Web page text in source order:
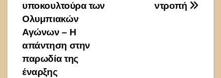
ντροπή
υποκουλτούρα των
Ολυμπιακών
Αγώνων – Η
απάντηση στην
παρωδία της
έναρξης